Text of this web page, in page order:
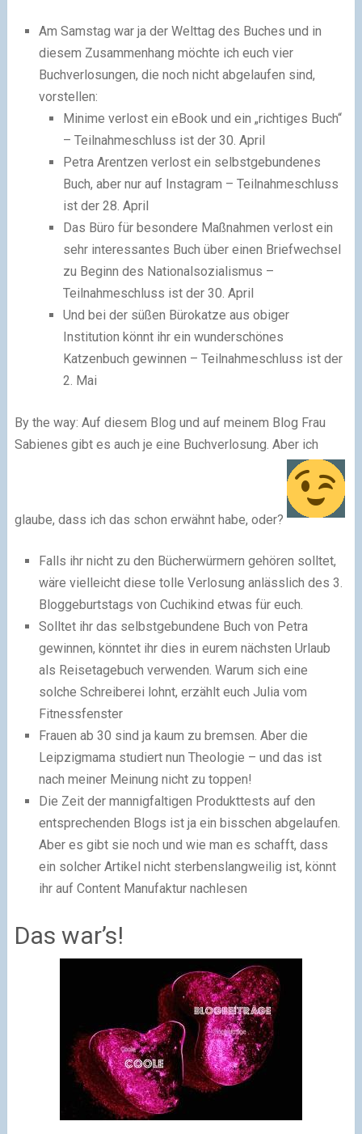
Am Samstag war ja der Welttag des Buches und in
diesem Zusammenhang möchte ich euch vier
Buchverlosungen, die noch nicht abgelaufen sind,
vorstellen:
Minime verlost ein eBook und ein „richtiges Buch“
– Teilnahmeschluss ist der 30. April
Petra Arentzen verlost ein selbstgebundenes
Buch, aber nur auf Instagram – Teilnahmeschluss
ist der 28. April
Das Büro für besondere Maßnahmen verlost ein
sehr interessantes Buch über einen Briefwechsel
zu Beginn des Nationalsozialismus –
Teilnahmeschluss ist der 30. April
Und bei der süßen Bürokatze aus obiger
Institution könnt ihr ein wunderschönes
Katzenbuch gewinnen – Teilnahmeschluss ist der
2. Mai
By the way: Auf diesem Blog und auf meinem Blog Frau
Sabienes gibt es auch je eine Buchverlosung. Aber ich
glaube, dass ich das schon erwähnt habe, oder?
Falls ihr nicht zu den Bücherwürmern gehören solltet,
wäre vielleicht diese tolle Verlosung anlässlich des 3.
Bloggeburtstags von Cuchikind etwas für euch.
Solltet ihr das selbstgebundene Buch von Petra
gewinnen, könntet ihr dies in eurem nächsten Urlaub
als Reisetagebuch verwenden. Warum sich eine
solche Schreiberei lohnt, erzählt euch Julia vom
Fitnessfenster
Frauen ab 30 sind ja kaum zu bremsen. Aber die
Leipzigmama studiert nun Theologie – und das ist
nach meiner Meinung nicht zu toppen!
Die Zeit der mannigfaltigen Produkttests auf den
entsprechenden Blogs ist ja ein bisschen abgelaufen.
Aber es gibt sie noch und wie man es schafft, dass
ein solcher Artikel nicht sterbenslangweilig ist, könnt
ihr auf Content Manufaktur nachlesen
Das war’s!